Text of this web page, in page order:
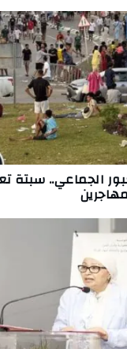
الجماعي.. سبتة